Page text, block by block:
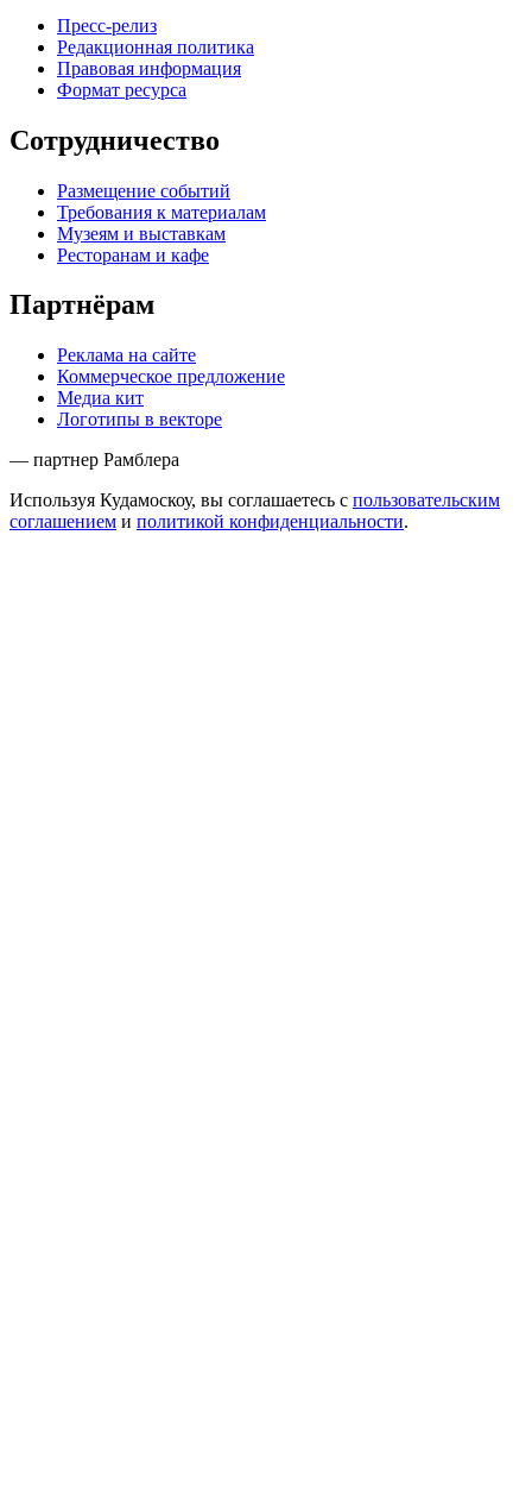
Пресс-релиз
Редакционная политика
Правовая информация
Формат ресурса
Сотрудничество
Размещение событий
Требования к материалам
Музеям и выставкам
Ресторанам и кафе
Партнёрам
Реклама на сайте
Коммерческое предложение
Медиа кит
Логотипы в векторе
— партнер Рамблера
Используя Кудамоскоу, вы соглашаетесь с пользовательским
соглашением и политикой конфиденциальности.